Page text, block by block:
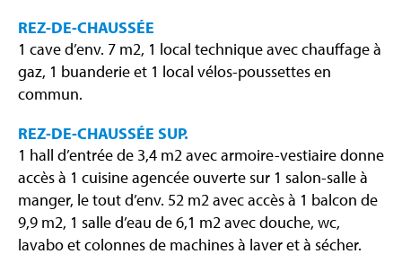
REZ-DE-CHAUSSÉE
1 cave d’env. 7 m2, 1 local technique avec chauffage à
gaz, 1 buanderie et 1 local vélos-poussettes en
commun.
REZ-DE-CHAUSSÉE SUP.
1 hall d’entrée de 3,4 m2 avec armoire-vestiaire donne
accès à 1 cuisine agencée ouverte sur 1 salon-salle à
manger, le tout d’env. 52 m2 avec accès à 1 balcon de
9,9 m2, 1 salle d’eau de 6,1 m2 avec douche, wc,
lavabo et colonnes de machines à laver et à sécher.